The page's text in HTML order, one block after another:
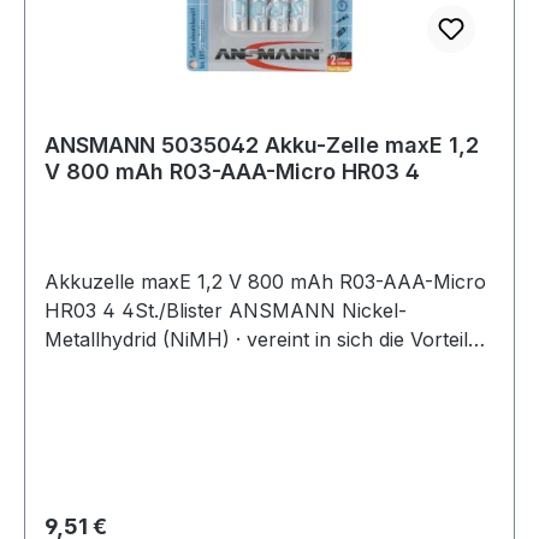
ANSMANN 5035042 Akku-Zelle maxE 1,2
V 800 mAh R03-AAA-Micro HR03 4
Akkuzelle maxE 1,2 V 800 mAh R03-AAA-Micro
HR03 4 4St./Blister ANSMANN Nickel-
Metallhydrid (NiMH) · vereint in sich die Vorteile
Regulärer Preis:
9,51 €